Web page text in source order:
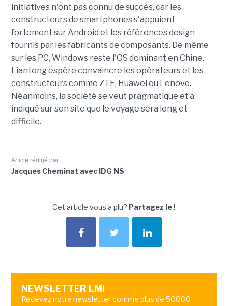
initiatives n'ont pas connu de succès, car les
constructeurs de smartphones s'appuient
fortement sur Android et les références design
fournis par les fabricants de composants. De même
sur les PC, Windows reste l'OS dominant en Chine.
Liantong espère convaincre les opérateurs et les
constructeurs comme ZTE, Huawei ou Lenovo.
Néanmoins, la société se veut pragmatique et a
indiqué sur son site que le voyage sera long et
difficile.
Article rédigé par
Jacques Cheminat avec IDG NS
Cet article vous a plu? Partagez le !
NEWSLETTER LMI
Recevez notre newsletter comme plus de 50000